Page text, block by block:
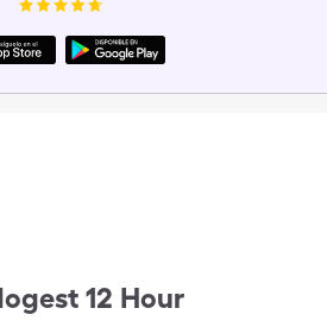
12 Hour